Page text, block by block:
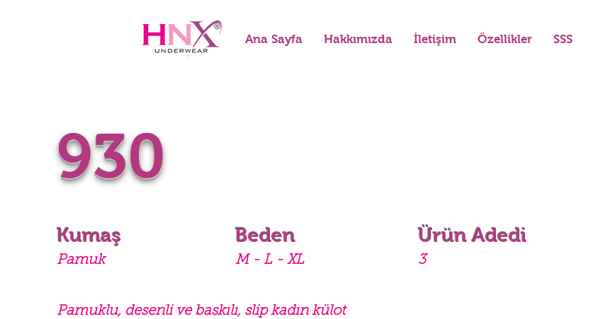
Ana Sayfa Hakkımızda İletişim Özellikler SSS
930
Kumaş
Pamuk
Beden
M - L - XL
Ürün Adedi
3
Pamuklu, desenli ve baskılı, slip kadın külot